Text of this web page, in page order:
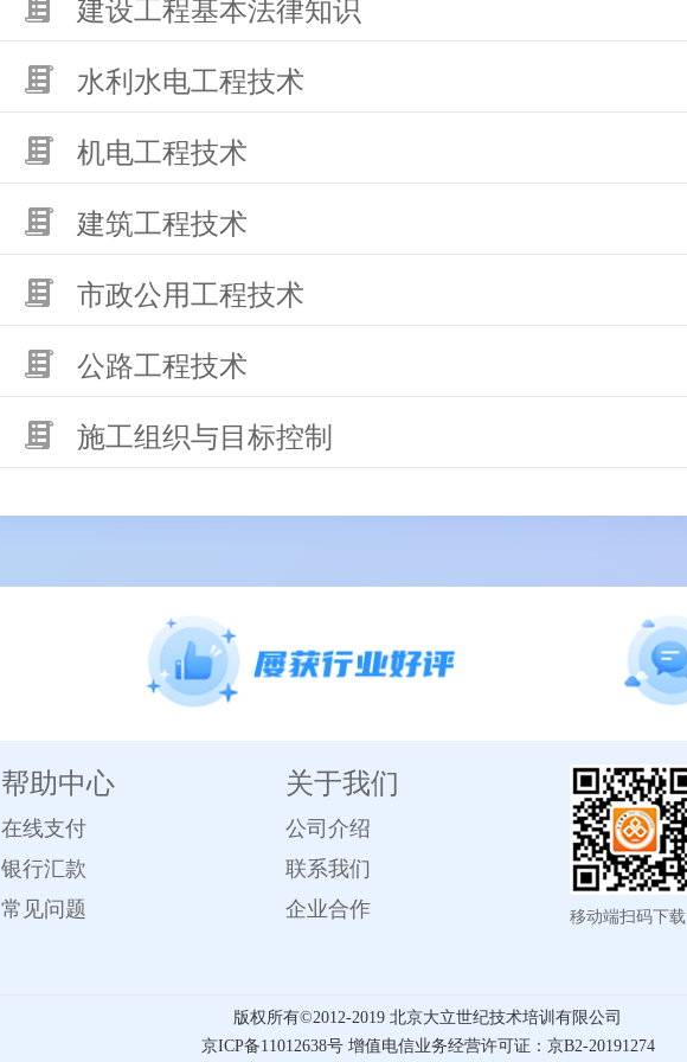
建设工程基本法律知识
水利水电工程技术
机电工程技术
建筑工程技术
市政公用工程技术
公路工程技术
施工组织与目标控制
帮助中心
在线支付
银行汇款
常见问题
关于我们
公司介绍
联系我们
企业合作
移动端扫码下载
版权所有©️2012-2019 北京大立世纪技术培训有限公司
京ICP备11012638号 增值电信业务经营许可证：京B2-20191274